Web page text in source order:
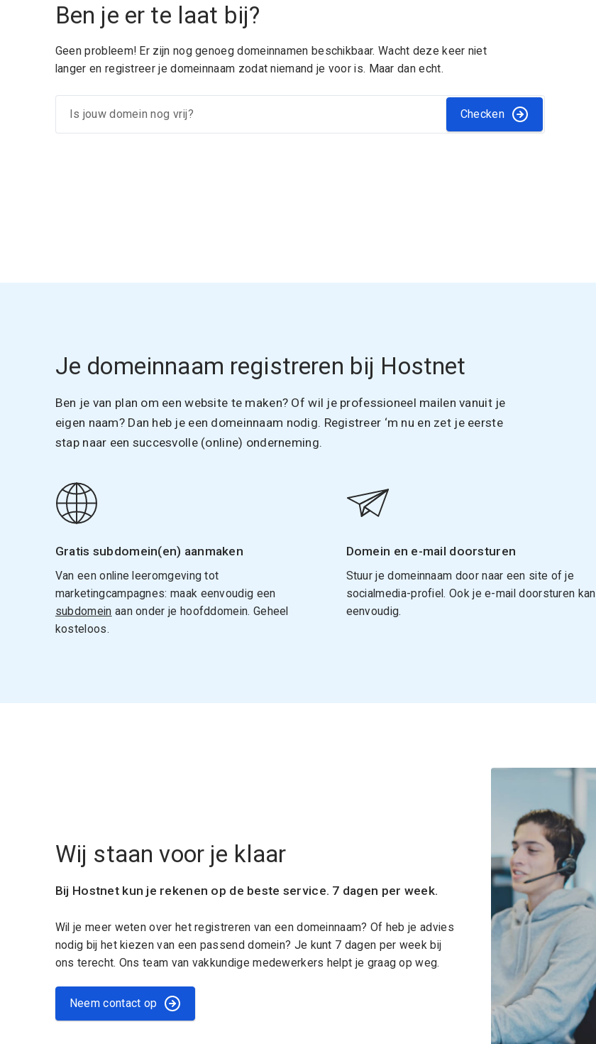
Ben je er te laat bij?
Geen probleem! Er zijn nog genoeg domeinnamen beschikbaar. Wacht deze keer niet
langer en registreer je domeinnaam zodat niemand je voor is. Maar dan echt.
Checken
Je domeinnaam registreren bij Hostnet
Ben je van plan om een website te maken? Of wil je professioneel mailen vanuit je
eigen naam? Dan heb je een domeinnaam nodig. Registreer ‘m nu en zet je eerste
stap naar een succesvolle (online) onderneming.
Gratis subdomein(en) aanmaken
Van een online leeromgeving tot
marketingcampagnes: maak eenvoudig een
subdomein aan onder je hoofddomein. Geheel
kosteloos.
Domein en e-mail doorsturen
Stuur je domeinnaam door naar een site of je
socialmedia-profiel. Ook je e-mail doorsturen kan
eenvoudig.
Wij staan voor je klaar
Bij Hostnet kun je rekenen op de beste service. 7 dagen per week.
Wil je meer weten over het registreren van een domeinnaam? Of heb je advies
nodig bij het kiezen van een passend domein? Je kunt 7 dagen per week bij
ons terecht. Ons team van vakkundige medewerkers helpt je graag op weg.
Neem contact op